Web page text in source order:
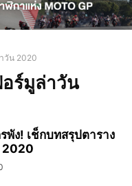
วัน 2020
ร์มูล่าวัน
รพัง! เช็กบทสรุปตาราง
2020